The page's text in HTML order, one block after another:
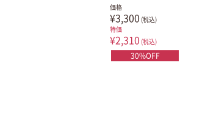
価格
¥3,300 (税込)
特価
¥2,310 (税込)
30%OFF